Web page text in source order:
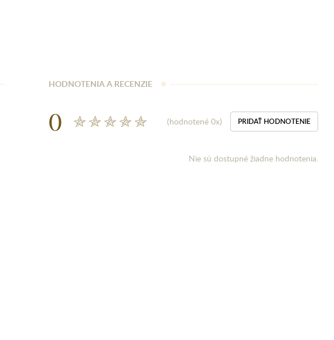
HODNOTENIA A RECENZIE
0 (hodnotené 0x) PRIDAŤ HODNOTENIE
Nie sú dostupné žiadne hodnotenia.